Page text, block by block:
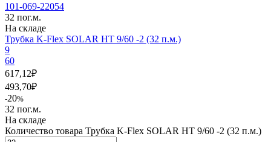
101-069-22054
32 пог.м.
На складе
Трубка K-Flex SOLAR HT 9/60 -2 (32 п.м.)
9
60
617,12₽
493,70₽
-20%
32 пог.м.
На складе
Количество товара Трубка K-Flex SOLAR HT 9/60 -2 (32 п.м.)